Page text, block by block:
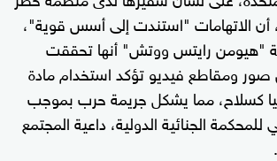
أن الاتهامات "استندت إلى أسس قوية"،
"هيومن رايتس ووتش" أنها تحققت
ومقاطع فيديو تؤكد استخدام مادة
كسلاح، مما يشكل جريمة حرب بموجب
الجنائية الدولية، داعية المجتمع